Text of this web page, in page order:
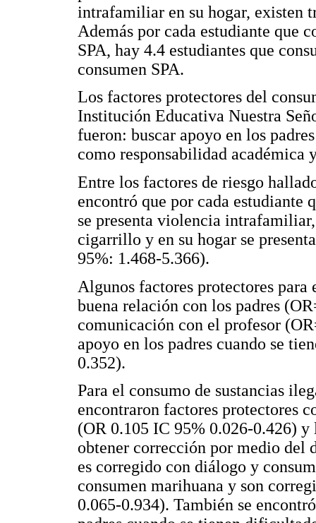
intrafamiliar en su hogar, existen
Además por cada estudiante que
SPA, hay 4.4 estudiantes que
consumen SPA.
Los factores protectores del
Institución Educativa Nuestra
fueron: buscar apoyo en los
como responsabilidad académica
Entre los factores de riesgo
encontró que por cada estudiante
se presenta violencia
cigarrillo y en su hogar se
95%: 1.468-5.366).
Algunos factores protectores
buena relación con los padres
comunicación con el profesor
apoyo en los padres cuando se
0.352).
Para el consumo de sustancias
encontraron factores protectores
(OR 0.105 IC 95% 0.026-0.426)
obtener corrección por medio del
es corregido con diálogo y
consumen marihuana y son
0.065-0.934). También se